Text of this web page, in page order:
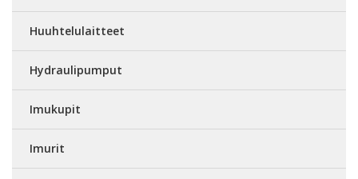
Huuhtelulaitteet
Hydraulipumput
Imukupit
Imurit